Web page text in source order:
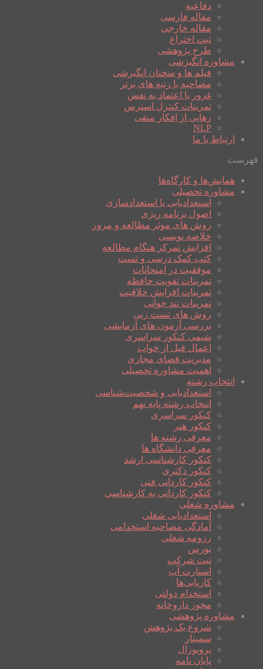
دفاعیه
مقاله فارسی
مقاله خارجی
ثبت اختراع
طرح پژوهشی
مشاوره انگیزشی
فیلم ها و سخنان انگیزشی
مصاحبه با رتبه های برتر
غرور یا اعتماد به نفس
تمرینات کنترل استرس
رهایی از افکار منفی
NLP
ارتباط با ما
فهرست
همایش‌ها و کارگاه‌ها
مشاوره تحصیلی
استعدادیابی یا استعدادسازی
اصول برنامه ریزی
روش های موثر مطالعه و مرور
خلاصه نویسی
افزایش تمرکز هنگام مطالعه
کتب کمک درسی و تست
موفقیت در امتحانات
تمرینات تقویت حافظه
تمرینات افزایش خلاقیت
تمرینات تند خوانی
روش های تست زنی
بررسی آزمون های آزمایشی
شیمی کنکور سراسری
اعمال قبل از خواب
مدیریت فضای مجازی
اهمیت مشاوره تحصیلی
انتخاب رشته
استعدادیابی و شخصیت‌شناسی
انتخاب رشته پایه نهم
کنکور سراسری
کنکور هنر
معرفی رشته ها
معرفی دانشگاه ها
کنکور کارشناسی ارشد
کنکور دکتری
کنکور کاردانی فنی
کنکور کاردانی به کارشناسی
مشاوره شغلی
استعدادیابی شغلی
آمادگی مصاحبه استخدامی
رزومه شغلی
بورس
ثبت شرکت
استارت آپ
کاریابی‌ها
استخدام دولتی
مجوز داروخانه
مشاوره پژوهشی
شروع یک پژوهش
سمینار
پروپوزال
پایان نامه